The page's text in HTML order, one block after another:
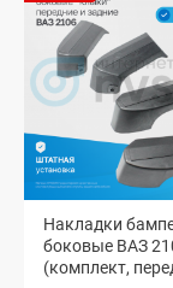
Накладки
боковые ВАЗ
(комплект,